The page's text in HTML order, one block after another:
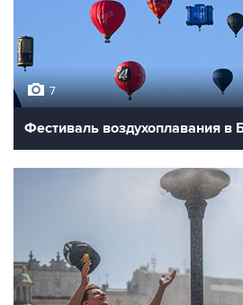
7
Фестиваль воздухоплавания в